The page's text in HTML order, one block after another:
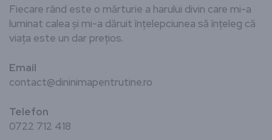
Fiecare rând este o mărturie a harului divin care mi-a
luminat calea și mi-a dăruit înțelepciunea să înțeleg că
viața este un dar prețios.
Email
contact@dininimapentrutine.ro
Telefon
0722 712 418